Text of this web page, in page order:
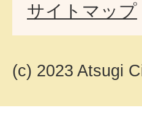
サイトマップ
(c) 2023 Atsugi